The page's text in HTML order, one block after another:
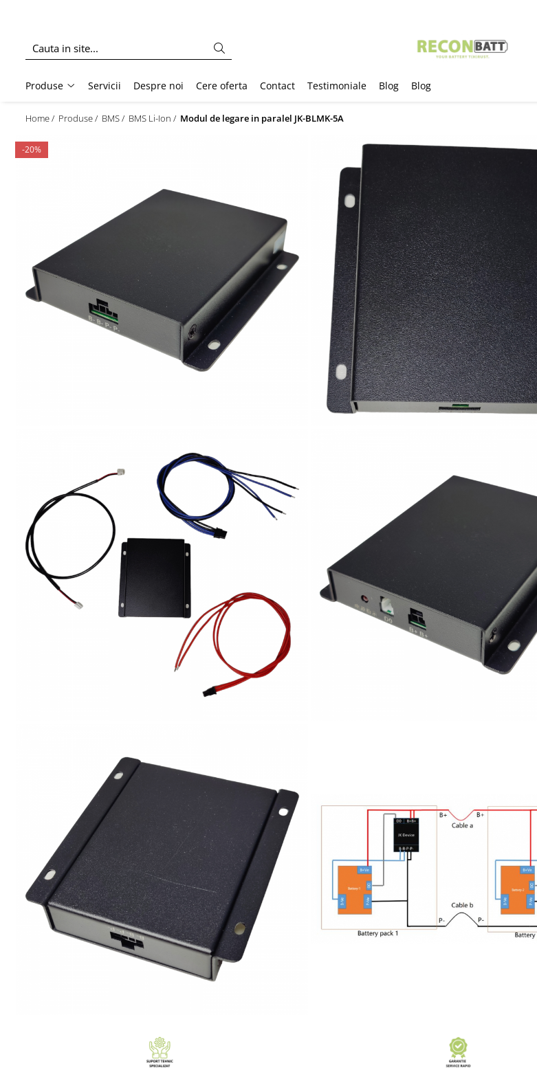
Produse
Baterie bicicleta/ trotineta electrica
Baterie sistem fotovoltaic
Baterie barca
BMS Li-Ion
BMS LFP
Smart BMS
Accesorii acumulatori
Piese de schimb
Motor BAFANG
Biciclete/ trotinete
Produse Servicii Despre noi Cere oferta Contact Testimoniale Blog Blog
Home / Produse / BMS / BMS Li-Ion / Modul de legare in paralel JK-BLMK-5A
-20%